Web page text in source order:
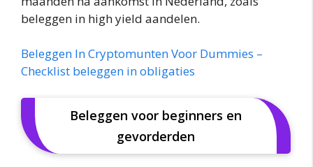
beleggen in high yield aandelen.
Beleggen In Cryptomunten Voor Dummies –
Checklist beleggen in obligaties
Beleggen voor beginners en
gevorderden